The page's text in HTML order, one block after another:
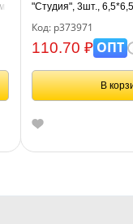
"Студия", 3шт.,
100% хлопок, 280г/м2,
Код: р373971
110.70 ₽ОПТ
В